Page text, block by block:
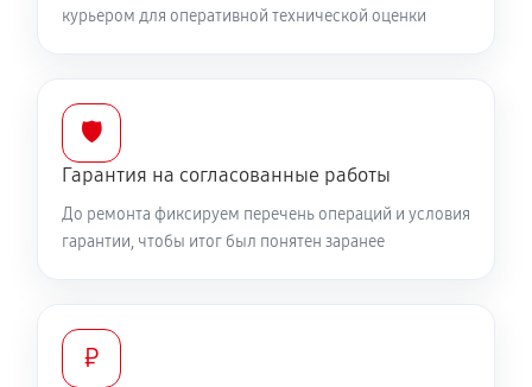
курьером для оперативной технической оценки
🛡️
Гарантия на согласованные работы
До ремонта фиксируем перечень операций и условия
гарантии, чтобы итог был понятен заранее
₽